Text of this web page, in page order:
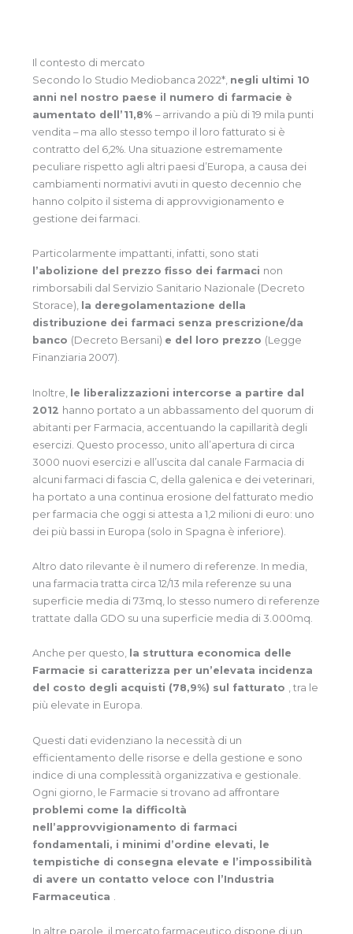
Il contesto di mercato
Secondo lo Studio Mediobanca 2022*, negli ultimi 10
anni nel nostro paese il numero di farmacie è
aumentato dell’11,8%– arrivando a più di 19 mila punti
vendita – ma allo stesso tempo il loro fatturato si è
contratto del 6,2%. Una situazione estremamente
peculiare rispetto agli altri paesi d’Europa, a causa dei
cambiamenti normativi avuti in questo decennio che
hanno colpito il sistema di approvvigionamento e
gestione dei farmaci.
Particolarmente impattanti, infatti, sono stati
l’abolizione del prezzo fisso dei farmaci non
rimborsabili dal Servizio Sanitario Nazionale (Decreto
Storace), la deregolamentazione della
distribuzione dei farmaci senza prescrizione/da
banco (Decreto Bersani) e del loro prezzo (Legge
Finanziaria 2007).
Inoltre, le liberalizzazioni intercorse a partire dal
2012 hanno portato a un abbassamento del quorum di
abitanti per Farmacia, accentuando la capillarità degli
esercizi. Questo processo, unito all’apertura di circa
3000 nuovi esercizi e all’uscita dal canale Farmacia di
alcuni farmaci di fascia C, della galenica e dei veterinari,
ha portato a una continua erosione del fatturato medio
per farmacia che oggi si attesta a 1,2 milioni di euro: uno
dei più bassi in Europa (solo in Spagna è inferiore).
Altro dato rilevante è il numero di referenze. In media,
una farmacia tratta circa 12/13 mila referenze su una
superficie media di 73mq, lo stesso numero di referenze
trattate dalla GDO su una superficie media di 3.000mq.
Anche per questo, la struttura economica delle
Farmacie si caratterizza per un’elevata incidenza
del costo degli acquisti (78,9%) sul fatturato , tra le
più elevate in Europa.
Questi dati evidenziano la necessità di un
efficientamento delle risorse e della gestione e sono
indice di una complessità organizzativa e gestionale.
Ogni giorno, le Farmacie si trovano ad affrontare
problemi come la difficoltà
nell’approvvigionamento di farmaci
fondamentali, i minimi d’ordine elevati, le
tempistiche di consegna elevate e l’impossibilità
di avere un contatto veloce con l’Industria
Farmaceutica
In altre parole, il mercato farmaceutico dispone di un